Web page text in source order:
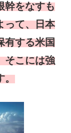
幹をなすも
って、日本
有する米国
そこには強
。